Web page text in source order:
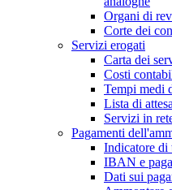
Organi di
Corte dei
Servizi erogati
Carta dei
Costi
Tempi medi
Lista di attesa
Servizi in
Pagamenti
Indicatore di
IBAN e
Dati sui